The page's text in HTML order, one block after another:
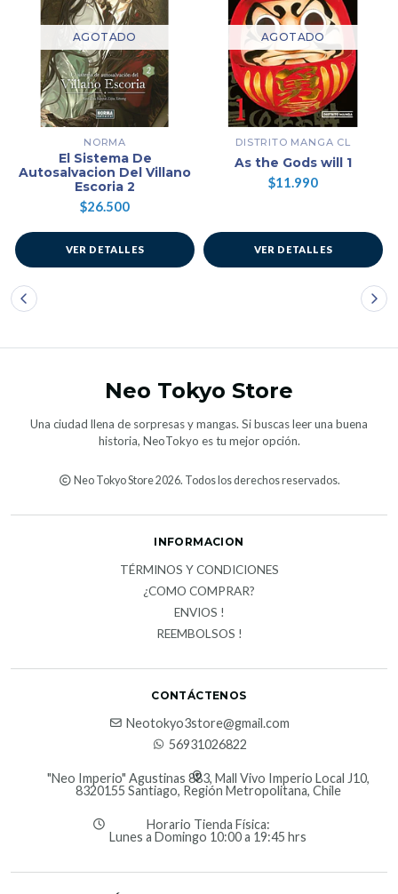
AGOTADO
NORMA
El Sistema De
Autosalvacion Del Villano
Escoria 2
$26.500
VER DETALLES
AGOTADO
DISTRITO MANGA CL
As the Gods will 1
$11.990
VER DETALLES
Neo Tokyo Store
Una ciudad llena de sorpresas y mangas. Si buscas leer una buena
historia, NeoTokyo es tu mejor opción.
Neo Tokyo Store 2026. Todos los derechos reservados.
INFORMACION
TÉRMINOS Y CONDICIONES
¿COMO COMPRAR?
ENVIOS !
REEMBOLSOS !
CONTÁCTENOS
Neotokyo3store@gmail.com
56931026822
"Neo Imperio" Agustinas 883, Mall Vivo Imperio Local J10,
8320155 Santiago, Región Metropolitana, Chile
Horario Tienda Física:
Lunes a Domingo 10:00 a 19:45 hrs